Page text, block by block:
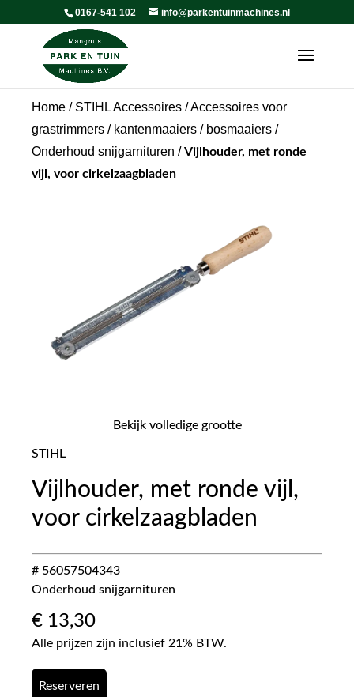
0167-541 102 info@parkentuinmachines.nl
Home / STIHL Accessoires /Accessoires voor
grastrimmers / kantenmaaiers / bosmaaiers /
Onderhoud snijgarnituren /Vijlhouder, met ronde
vijl, voor cirkelzaagbladen
Bekijk volledige grootte
STIHL
Vijlhouder, met ronde vijl,
voor cirkelzaagbladen
# 56057504343
Onderhoud snijgarnituren
€ 13,30
Alle prijzen zijn inclusief 21% BTW.
Reserveren